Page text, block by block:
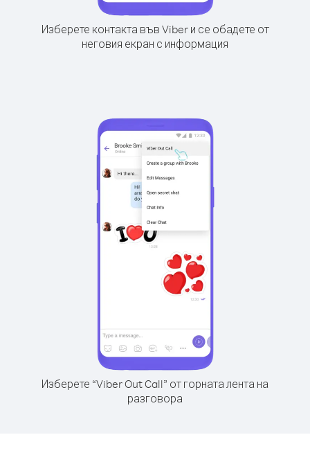
Изберете контакта във Viber и се обадете от
неговия екран с информация
Изберете “Viber Out Call” от горната лента на
разговора